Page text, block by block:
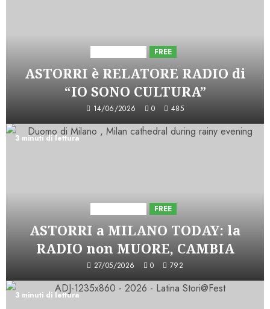
FREE
ASTORRI è RELATORE RADIO di
“IO SONO CULTURA”
14/06/2026 0 485
3 minuti di lettura
FREE
ASTORRI a MILANO TODAY: la
RADIO non MUORE, CAMBIA
27/05/2026 0 792
3 minuti di lettura